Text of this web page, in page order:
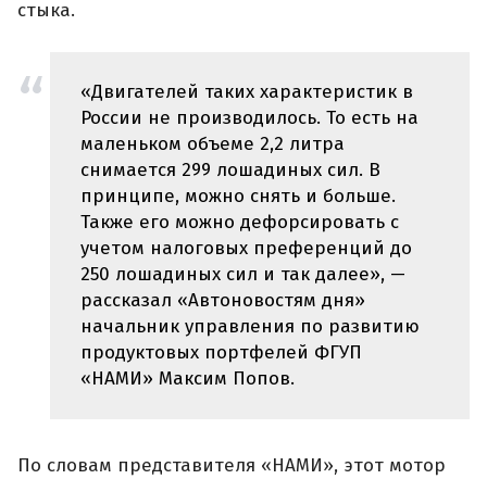
стыка.
«Двигателей таких характеристик в
России не производилось. То есть на
маленьком объеме 2,2 литра
снимается 299 лошадиных сил. В
принципе, можно снять и больше.
Также его можно дефорсировать с
учетом налоговых преференций до
250 лошадиных сил и так далее», —
рассказал «Автоновостям дня»
начальник управления по развитию
продуктовых портфелей ФГУП
«НАМИ» Максим Попов.
По словам представителя «НАМИ», этот мотор